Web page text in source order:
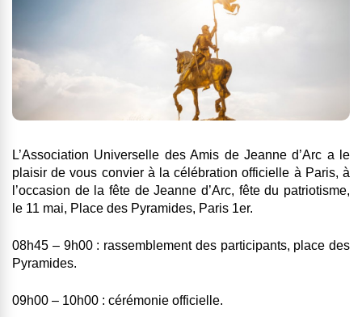
L’Association Universelle des Amis de Jeanne d’Arc a le
plaisir de vous convier à la célébration officielle à Paris, à
l’occasion de la fête de Jeanne d’Arc, fête du patriotisme,
le 11 mai, Place des Pyramides, Paris 1er.
08h45 – 9h00 : rassemblement des participants, place des
Pyramides.
09h00 – 10h00 : cérémonie officielle.